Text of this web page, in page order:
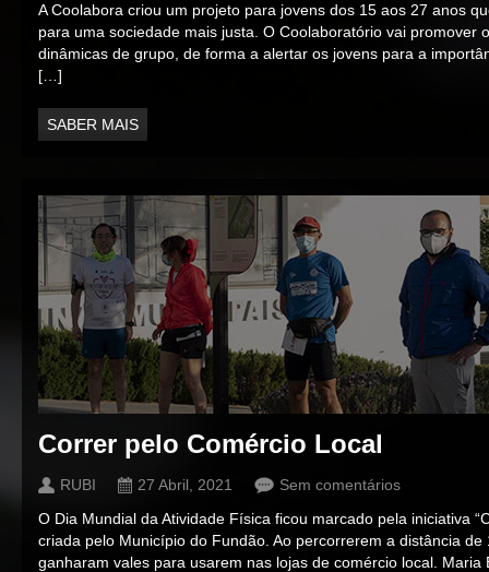
A Coolabora criou um projeto para jovens dos 15 aos 27 anos
para uma sociedade mais justa. O Coolaboratório vai promover
dinâmicas de grupo, de forma a alertar os jovens para a
[…]
SABER MAIS
Correr pelo Comércio Local
RUBI 27 Abril, 2021
Sem comentários
O Dia Mundial da Atividade Física ficou marcado pela iniciativa
criada pelo Município do Fundão. Ao percorrerem a distância
ganharam vales para usarem nas lojas de comércio local. Maria